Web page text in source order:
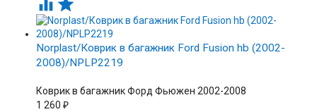
 
Norplast/Коврик в багажник Ford Fusion hb (2002-
2008)/NPLP2219
Коврик в багажник Форд Фьюжен 2002-2008
1 260 ₽